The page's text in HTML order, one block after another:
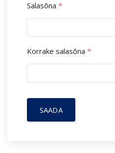
Salasõna *
Korrake salasõna *
SAADA